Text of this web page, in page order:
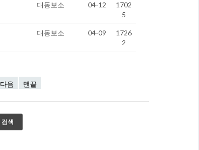
대동보소 04-12
1702
5
대동보소 04-09
1726
2
다음 맨끝